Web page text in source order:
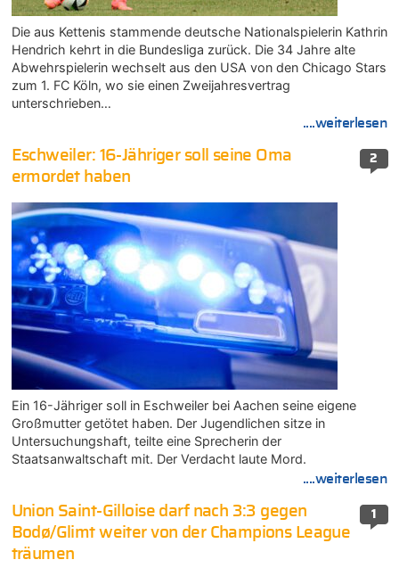
Die aus Kettenis stammende deutsche Nationalspielerin Kathrin
Hendrich kehrt in die Bundesliga zurück. Die 34 Jahre alte
Abwehrspielerin wechselt aus den USA von den Chicago Stars
zum 1. FC Köln, wo sie einen Zweijahresvertrag
unterschrieben…
....weiterlesen
2
Eschweiler: 16-Jähriger soll seine Oma
ermordet haben
Ein 16-Jähriger soll in Eschweiler bei Aachen seine eigene
Großmutter getötet haben. Der Jugendlichen sitze in
Untersuchungshaft, teilte eine Sprecherin der
Staatsanwaltschaft mit. Der Verdacht laute Mord.
....weiterlesen
1
Union Saint-Gilloise darf nach 3:3 gegen
Bodø/Glimt weiter von der Champions League
träumen